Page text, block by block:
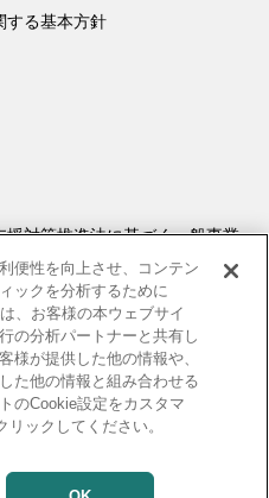
する基本方針
対策推進法に基づく一般事業
推進に関する対応要領
便性を向上させ、コンテン
ックを分析するために
、お客様の本ウェブサイ
の分析パートナーと共有し
様が提供した他の情報や、
た他の情報と組み合わせる
のCookie設定をカスタマ
ックしてください。